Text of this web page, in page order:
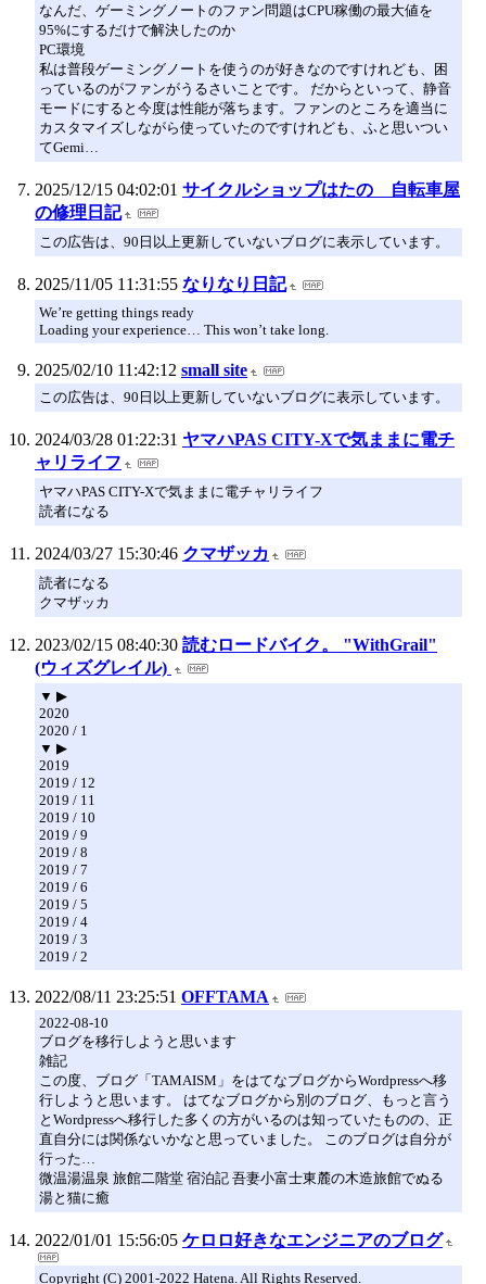
なんだ、ゲーミングノートのファン問題はCPU稼働の最大値を
95%にするだけで解決したのか
PC環境
私は普段ゲーミングノートを使うのが好きなのですけれども、困
っているのがファンがうるさいことです。 だからといって、静音
モードにすると今度は性能が落ちます。ファンのところを適当に
カスタマイズしながら使っていたのですけれども、ふと思いつい
てGemi…
2025/12/15 04:02:01 サイクルショップはたの 自転車屋
の修理日記
この広告は、90日以上更新していないブログに表示しています。
2025/11/05 11:31:55 なりなり日記
We’re getting things ready
Loading your experience… This won’t take long.
2025/02/10 11:42:12 small site
この広告は、90日以上更新していないブログに表示しています。
2024/03/28 01:22:31 ヤマハPAS CITY-Xで気ままに電チ
ャリライフ
ヤマハPAS CITY-Xで気ままに電チャリライフ
読者になる
2024/03/27 15:30:46 クマザッカ
読者になる
クマザッカ
2023/02/15 08:40:30 読むロードバイク。 "WithGrail"
(ウィズグレイル)
▼ ▶
2020
2020 / 1
▼ ▶
2019
2019 / 12
2019 / 11
2019 / 10
2019 / 9
2019 / 8
2019 / 7
2019 / 6
2019 / 5
2019 / 4
2019 / 3
2019 / 2
2022/08/11 23:25:51 OFFTAMA
2022-08-10
ブログを移行しようと思います
雑記
この度、ブログ「TAMAISM」をはてなブログからWordpressへ移
行しようと思います。 はてなブログから別のブログ、もっと言う
とWordpressへ移行した多くの方がいるのは知っていたものの、正
直自分には関係ないかなと思っていました。 このブログは自分が
行った…
微温湯温泉 旅館二階堂 宿泊記 吾妻小富士東麓の木造旅館でぬる
湯と猫に癒
2022/01/01 15:56:05 ケロロ好きなエンジニアのブログ
Copyright (C) 2001-2022 Hatena. All Rights Reserved.